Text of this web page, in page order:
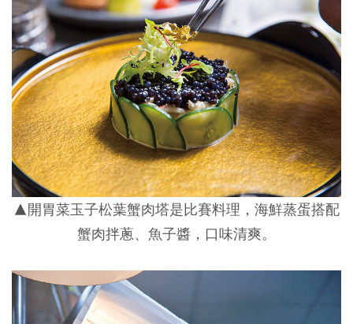
▲開胃菜玉子松葉蟹肉塔是比賽料理，海鮮蒸蛋搭配
蟹肉拌蔥、魚子醬，口味清爽。